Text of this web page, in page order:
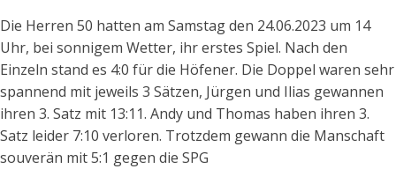
Die Herren 50 hatten am Samstag den 24.06.2023 um 14
Uhr, bei sonnigem Wetter, ihr erstes Spiel. Nach den
Einzeln stand es 4:0 für die Höfener. Die Doppel waren sehr
spannend mit jeweils 3 Sätzen, Jürgen und Ilias gewannen
ihren 3. Satz mit 13:11. Andy und Thomas haben ihren 3.
Satz leider 7:10 verloren. Trotzdem gewann die Manschaft
souverän mit 5:1 gegen die SPG